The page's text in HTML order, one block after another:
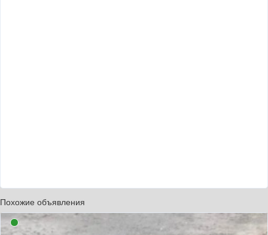
Похожие объявления